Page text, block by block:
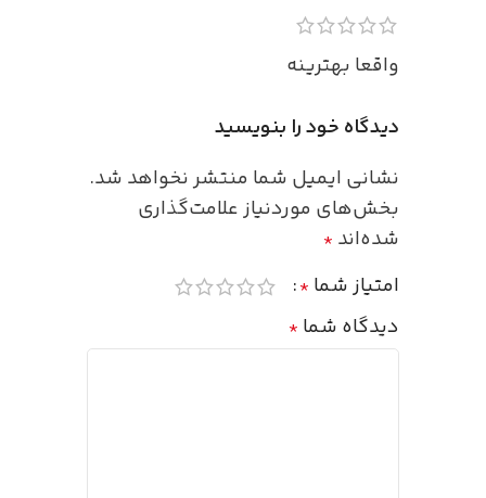
واقعا بهترینه
دیدگاه خود را بنویسید
نشانی ایمیل شما منتشر نخواهد شد.
بخش‌های موردنیاز علامت‌گذاری
شده‌اند *
امتیاز شما *
دیدگاه شما *